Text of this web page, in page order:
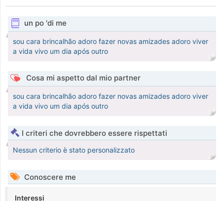
un po 'di me
sou cara brincalhão adoro fazer novas amizades adoro viver
a vida vivo um dia após outro
Cosa mi aspetto dal mio partner
sou cara brincalhão adoro fazer novas amizades adoro viver
a vida vivo um dia após outro
I criteri che dovrebbero essere rispettati
Nessun criterio è stato personalizzato
Conoscere me
Interessi